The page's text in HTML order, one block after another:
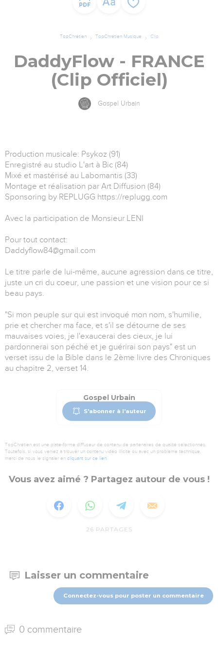
TopChrétien TopChrétien Musique Clip
DaddyFlow - FRANCE
(Clip Officiel)
Gospel Urbain
Production musicale: Psykoz (91)
Enregistré au studio L'art à Bic (84)
Mixé et mastérisé au Labomantis (33)
Montage et réalisation par Art Diffusion (84)
Sponsoring by REPLUGG https://replugg.com
Avec la participation de Monsieur LENI
Pour tout contact:
Daddyflow84@gmail.com
Le titre parle de lui-même, aucune agression dans ce titre,
juste un cri du coeur, une passion et une vision pour ce si
beau pays.
"Si mon peuple sur qui est invoqué mon nom, s'humilie,
prie et chercher ma face, et s'il se détourne de ses
mauvaises voies, je l'exaucerai des cieux, je lui
pardonnerai son péché et je guérirai son pays" est un
verset issu de la Bible dans le 2ème livre des Chroniques
au chapitre 2, verset 14.
Gospel Urbain
S'abonner à l'auteur
TopChrétien est une plate-forme diffuseur de contenu de partenaires de qualité sélectionnés.
Toutefois, si vous veniez à trouver un contenu vidéo illicite ou avec un problème technique,
merci de nous le signaler en cliquant sur ce lien.
Vous avez aimé ? Partagez autour de vous !
26 PARTAGES
Laisser un commentaire
Connectez-vous pour poster un commentaire
0 commentaire